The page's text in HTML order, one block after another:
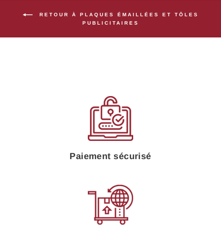
RETOUR À PLAQUES ÉMAILLÉES ET TÔLES
PUBLICITAIRES
Paiement sécurisé